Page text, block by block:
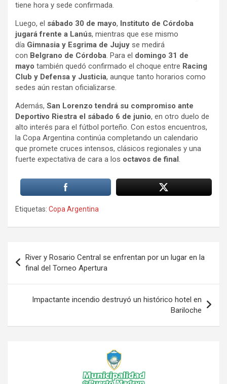
tiene hora y sede confirmada.
Luego, el sábado 30 de mayo, Instituto de Córdoba
jugará frente a Lanús, mientras que ese mismo
día Gimnasia y Esgrima de Jujuy se medirá
con Belgrano de Córdoba. Para el domingo 31 de
mayo también quedó confirmado el choque entre Racing
Club y Defensa y Justicia, aunque tanto horarios como
sedes aún restan oficializarse.
Además, San Lorenzo tendrá su compromiso ante
Deportivo Riestra el sábado 6 de junio, en otro duelo de
alto interés para el fútbol porteño. Con estos encuentros,
la Copa Argentina continúa completando un calendario
que promete cruces intensos, clásicos regionales y una
fuerte expectativa de cara a los octavos de final .
Etiquetas: Copa Argentina
de
entradas
River y Rosario Central se enfrentan por un lugar en la
final del Torneo Apertura
Impactante incendio destruyó un histórico hotel en
Bariloche